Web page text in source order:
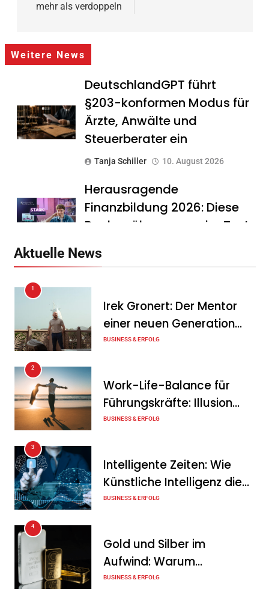
mehr als verdoppeln
Weitere News
DeutschlandGPT führt
§203-konformen Modus für
Ärzte, Anwälte und
Steuerberater ein
Tanja Schiller 10. August 2026
Herausragende
Finanzbildung 2026: Diese
Banken überzeugen im Test
mit Synergie Canada
PVMarktplatz.de: Warum
sich der Verkauf über einen
spezialisierten Anbieter
lohnt
Aktuelle News
1
Irek Gronert: Der Mentor
einer neuen Generation
von Unternehmern
BUSINESS & ERFOLG
2
Work-Life-Balance für
Führungskräfte: Illusion
oder echte Chance?
BUSINESS & ERFOLG
3
Intelligente Zeiten: Wie
Künstliche Intelligenz die
Geschäftswelt verändert
BUSINESS & ERFOLG
4
Gold und Silber im
Aufwind: Warum
Edelmetalle als sicherer
BUSINESS & ERFOLG